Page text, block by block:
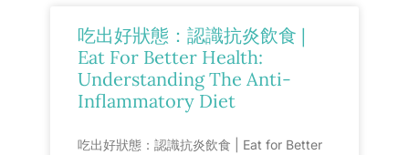
吃出好狀態：認識抗炎飲食 |
Eat For Better Health:
Understanding The Anti-
Inflammatory Diet
吃出好狀態：認識抗炎飲食 | Eat for Better